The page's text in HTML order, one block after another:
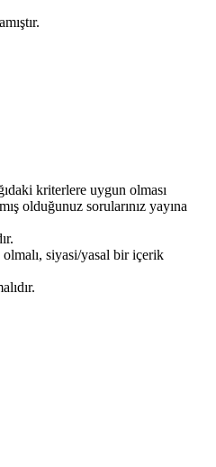
kriterlere uygun olması
olduğunuz sorularınız yayına
siyasi/yasal bir içerik